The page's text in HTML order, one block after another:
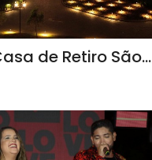
de Retiro São…